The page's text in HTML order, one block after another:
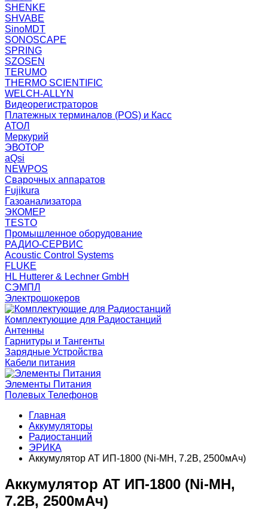
SHENKE
SHVABE
SinoMDT
SONOSCAPE
SPRING
SZOSEN
TERUMO
THERMO SCIENTIFIC
WELCH-ALLYN
Видеорегистраторов
Платежных терминалов (POS) и Касс
АТОЛ
Меркурий
ЭВОТОР
aQsi
NEWPOS
Сварочных аппаратов
Fujikura
Газоанализатора
ЭКОМЕР
TESTO
Промышленное оборудование
РАДИО-СЕРВИС
Acoustic Control Systems
FLUKE
HL Hutterer & Lechner GmbH
СЭМПЛ
Электрошокеров
Комплектующие для Радиостанций
Антенны
Гарнитуры и Тангенты
Зарядные Устройства
Кабели питания
Элементы Питания
Полевых Телефонов
Главная
Аккумуляторы
Радиостанций
ЭРИКА
Аккумулятор AT ИП-1800 (Ni-MH, 7.2В, 2500мАч)
Аккумулятор AT ИП-1800 (Ni-MH,
7.2В, 2500мАч)